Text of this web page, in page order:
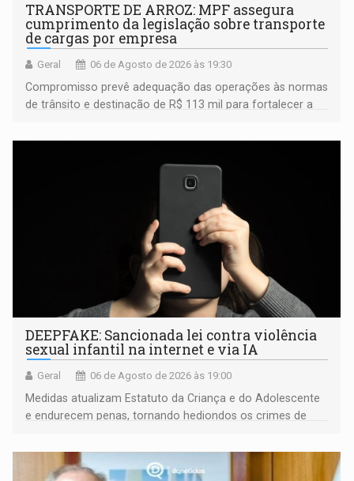
TRANSPORTE DE ARROZ: MPF assegura
cumprimento da legislação sobre transporte
de cargas por empresa
Geral 06 de Agosto de 2026 às 19:30
Compromisso prevê adequação das operações às normas
de trânsito e destinação de R$ 113 mil para fortalecer a
DEEPFAKE: Sancionada lei contra violência
sexual infantil na internet e via IA
Geral 06 de Agosto de 2026 às 19:00
Medidas atualizam Estatuto da Criança e do Adolescente
e endurecem penas, tornando hediondos os crimes de